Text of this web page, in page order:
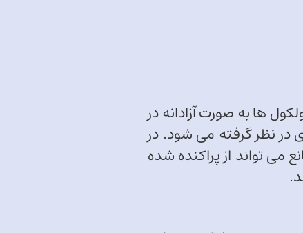
ها به صورت آزادانه در
نظر گرفته می شود. در
می تواند از پراکنده شده